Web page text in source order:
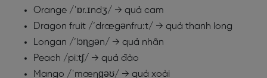
Orange /ˈɒr.ɪndʒ/ → quả cam
Dragon fruit /’drægənfru:t/ → quả thanh long
Longan /’lɔɳgən/ → quả nhãn
Peach /piːtʃ/ → quả đào
Mango /ˈmæŋɡəʊ/ → quả xoài